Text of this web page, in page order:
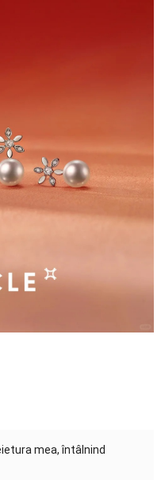
mea, întâlnind